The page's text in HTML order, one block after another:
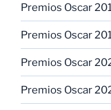
Premios Oscar
Premios Oscar
Premios Oscar
Premios Oscar